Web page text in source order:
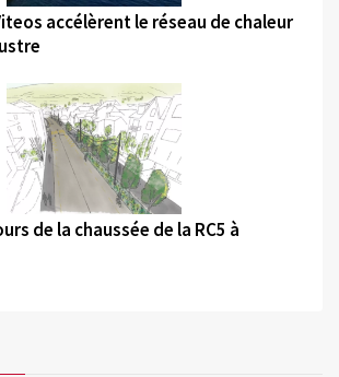
accélèrent le réseau de chaleur
©
de la chaussée de la RC5 à